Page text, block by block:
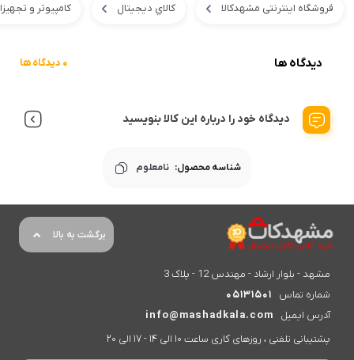
فروشگاه اینترنتی مشهدکالا کالاي ديجيتال کامپیوتر و
دیدگاه ها 0 دیدگاه ها
دیدگاه خود را درباره این کالا بنویسید
شناسه محصول: نامعلوم
برگشت به بالا
مشهد - بلوار ارشاد - مهندس 12 - پلاک 3
شماره تماس
05131501
آدرس ایمیل
info@mashadkala.com
پشتیبانی تلفنی ، روزهای کاری ساعت 10 الی 14 - 17 الی 20